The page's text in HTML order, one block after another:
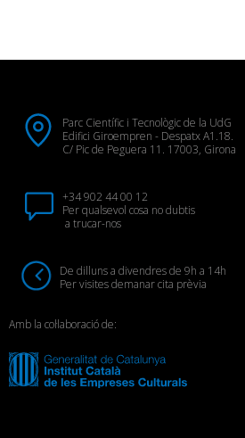
Parc Científic i Tecnològic de la UdG
Edifici Giroempren - Despatx A1.18.
C/ Pic de Peguera 11. 17003, Girona
+34 902 44 00 12
Per qualsevol cosa no dubtis
a trucar-nos
De dilluns a divendres de 9h a 14h
Per visites demanar cita prèvia
Amb la col·laboració de: